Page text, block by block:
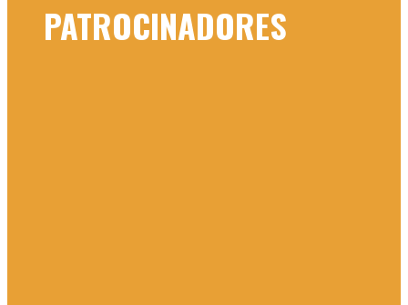
PATROCINADORES